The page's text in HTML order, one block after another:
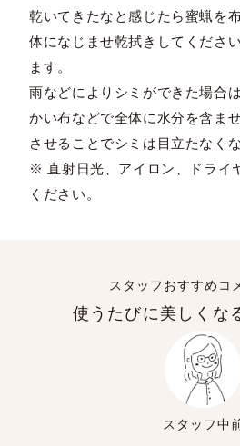
乾いてきたなと感じたら蜜蝋を
体になじませ乾拭きしてくださ
ます。
雨などによりシミができた場合
かい布などで全体に水分を含ま
させることでシミは目立たなくな
※ 直射日光、アイロン、ドライ
ください。
スタッフおすすめコ
使うたびに美しくな
スタッフ中